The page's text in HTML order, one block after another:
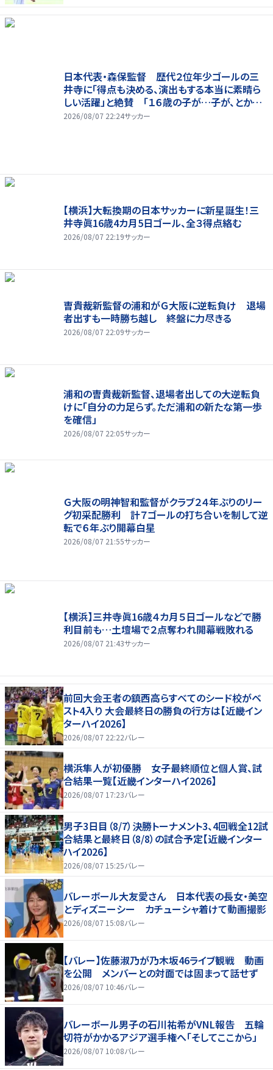
日本代表・森保監督 歴代２位年少ゴールの三
井寺に「得点も決める、演出もする本当に素晴ら
しい活躍」と絶賛 「１６歳の子が…子が、とかっ
て言ったら本当に失礼ですね」と自省
2026/08/07 22:24サッカー
【横浜】大転換期の日本サッカーに新星誕生！三
井寺眞16歳4カ月5日ゴール、全３得点絡む
2026/08/07 22:19サッカー
曺貴裁新監督の浦和がＧ大阪に逆転負け 退場
者出すも一時勝ち越し 終盤に力尽きる
2026/08/07 22:09サッカー
浦和の曺貴裁新監督、退場者出しての大逆転負
けに「自分の力足らず。ただ浦和の新たな第一歩
を確信」
2026/08/07 22:05サッカー
Ｇ大阪の明神智和監督がクラブ２４年ぶりのリー
グ初采配勝利 計７ゴールの打ち合いを制して逆
転で６年ぶり開幕白星
2026/08/07 21:55サッカー
【横浜】三井寺眞16歳４カ月５日ゴールなどで勝
利目前も…土壇場で２点奪われ開幕戦敗れる
2026/08/07 21:43サッカー
前回大会王者の鎮西高らすべてのシード校がベ
スト4入り 大会最終日の勝負の行方は【近畿イン
ターハイ2026】
2026/08/07 22:22バレー
横浜隼人が初優勝 女子最終順位と個人賞、試
合結果一覧【近畿インターハイ2026】
2026/08/07 17:23バレー
男子3日目（8/7）決勝トーナメント3、4回戦全12試
合結果と最終日（8/8）の試合予定【近畿インター
ハイ2026】
2026/08/07 15:25バレー
バレーボール大友愛さん 日本代表の長女・美空
とディズニーシー カチューシャ着けて動画撮影
2026/08/07 15:08バレー
【バレー】佐藤淑乃が乃木坂46ライブ観戦 動画
を公開 メンバーとの対面では固まって話せず
2026/08/07 10:46バレー
バレーボール男子の石川祐希がVNL報告 五輪
切符がかかるアジア選手権へ「そしてここから」
2026/08/07 10:08バレー